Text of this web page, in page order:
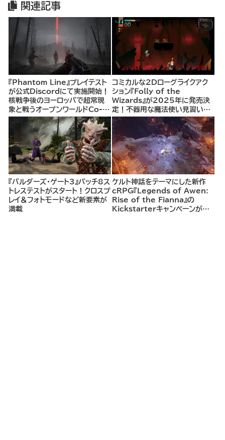
関連記事
『Phantom Line』プレイテスト
が公式Discordにて実施開始！
核戦争後のヨーロッパで超常現
象と戦うオープンワールドCo-
opシューター
コミカルな2Dローグライクアク
ション『Folly of the
Wizards』が2025年に発売決
定！不器用な魔法使い見習いと
して、ランダム生成ダンジョンを
探索し、世界を救う冒険へ。
『バルダーズ・ゲート3』パッチ8ス
トレステストがスタート！クロスプ
レイ＆フォトモードなど新要素が
満載
ケルト神話をテーマにした新作
cRPG『Legends of Awen:
Rise of the Fianna』の
Kickstarterキャンペーンがま